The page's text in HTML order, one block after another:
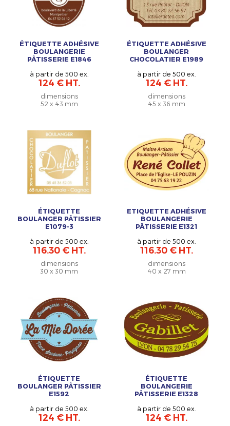
ÉTIQUETTE ADHÉSIVE
BOULANGERIE
PÂTISSERIE E1846
à partir de 500 ex.
124 € HT.
dimensions
52 x 43 mm
ÉTIQUETTE ADHÉSIVE
BOULANGER
CHOCOLATIER E1989
à partir de 500 ex.
124 € HT.
dimensions
45 x 36 mm
ÉTIQUETTE
BOULANGER PÂTISSIER
E1079-3
à partir de 500 ex.
116.30 € HT.
dimensions
30 x 30 mm
ETIQUETTE ADHÉSIVE
BOULANGERIE
PÂTISSERIE E1321
à partir de 500 ex.
116.30 € HT.
dimensions
40 x 27 mm
ÉTIQUETTE
BOULANGER PÂTISSIER
E1592
à partir de 500 ex.
124 € HT.
ÉTIQUETTE
BOULANGERIE
PÂTISSERIE E1328
à partir de 500 ex.
124 € HT.